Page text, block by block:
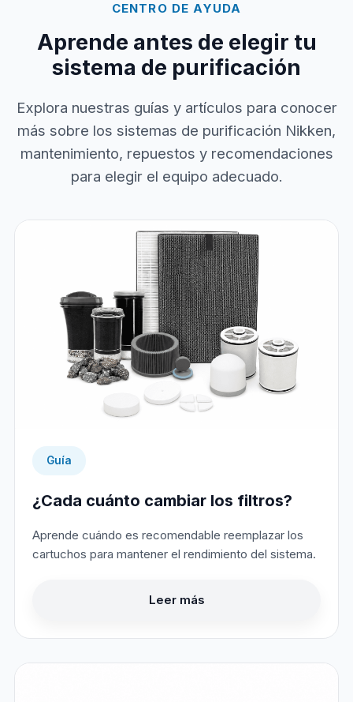
CENTRO DE AYUDA
Aprende antes de elegir tu
sistema de purificación
Explora nuestras guías y artículos para conocer
más sobre los sistemas de purificación Nikken,
mantenimiento, repuestos y recomendaciones
para elegir el equipo adecuado.
Guía
¿Cada cuánto cambiar los filtros?
Aprende cuándo es recomendable reemplazar los
cartuchos para mantener el rendimiento del sistema.
Leer más